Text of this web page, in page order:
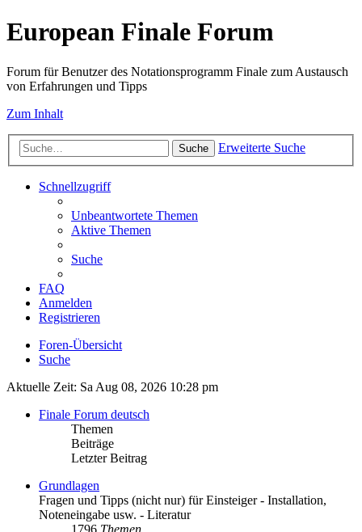
European Finale Forum
Forum für Benutzer des Notationsprogramm Finale zum Austausch
von Erfahrungen und Tipps
Zum Inhalt
Suche Erweiterte Suche
Schnellzugriff
Unbeantwortete Themen
Aktive Themen
Suche
FAQ
Anmelden
Registrieren
Foren-Übersicht
Suche
Aktuelle Zeit: Sa Aug 08, 2026 10:28 pm
Finale Forum deutsch
Themen
Beiträge
Letzter Beitrag
Grundlagen
Fragen und Tipps (nicht nur) für Einsteiger - Installation,
Noteneingabe usw. - Literatur